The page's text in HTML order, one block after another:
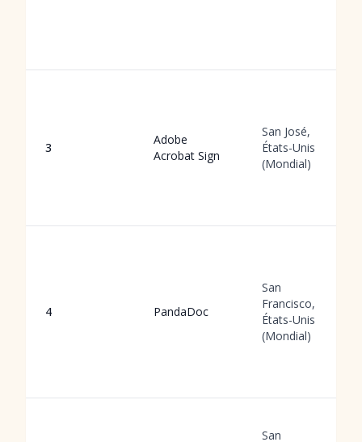
3
Adobe
Acrobat Sign
San José,
États-Unis
(Mondial)
4 PandaDoc
San
Francisco,
États-Unis
(Mondial)
San